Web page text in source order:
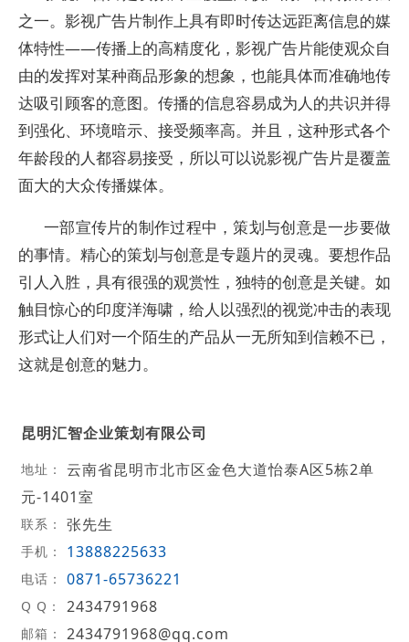
之一。影视广告片制作上具有即时传达远距离信息的媒
体特性——传播上的高精度化，影视广告片能使观众自
由的发挥对某种商品形象的想象，也能具体而准确地传
达吸引顾客的意图。传播的信息容易成为人的共识并得
到强化、环境暗示、接受频率高。并且，这种形式各个
年龄段的人都容易接受，所以可以说影视广告片是覆盖
面大的大众传播媒体。
一部宣传片的制作过程中，策划与创意是一步要做
的事情。精心的策划与创意是专题片的灵魂。要想作品
引人入胜，具有很强的观赏性，独特的创意是关键。如
触目惊心的印度洋海啸，给人以强烈的视觉冲击的表现
形式让人们对一个陌生的产品从一无所知到信赖不已，
这就是创意的魅力。
昆明汇智企业策划有限公司
地址：
云南省昆明市北市区金色大道怡泰A区5栋2单
元-1401室
联系： 张先生
手机： 13888225633
电话： 0871-65736221
Q Q： 2434791968
邮箱： 2434791968@qq.com